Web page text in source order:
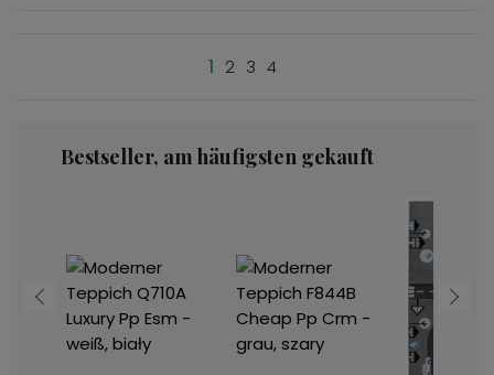
1 2 3 4
Bestseller, am häufigsten gekauft